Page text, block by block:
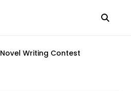
Novel Writing Contest